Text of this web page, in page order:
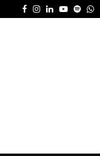
Facebook
Instagram
LinkedinYoutube